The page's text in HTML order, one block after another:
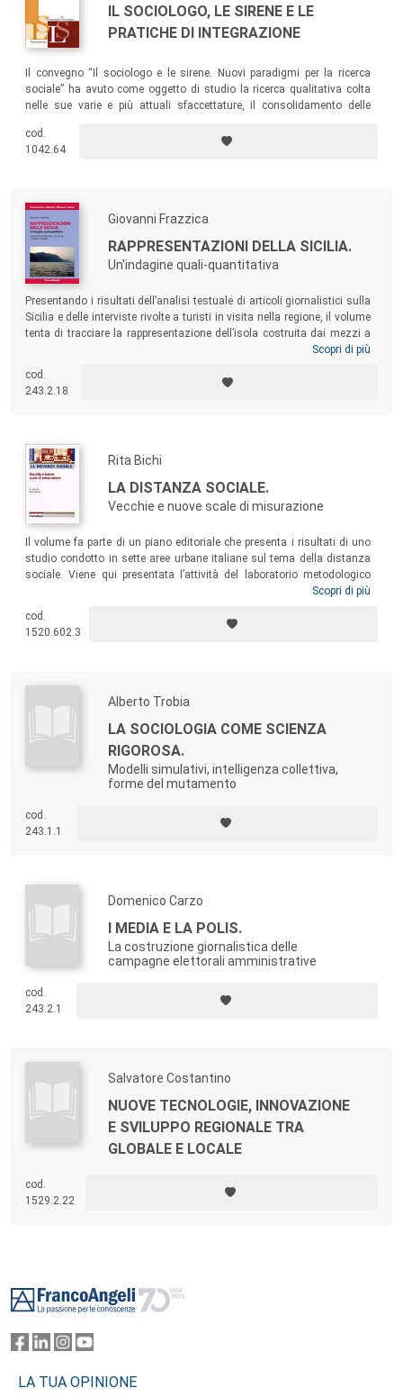
IL SOCIOLOGO, LE SIRENE E LE
PRATICHE DI INTEGRAZIONE
Il convegno “Il sociologo e le sirene. Nuovi paradigmi per la ricerca
sociale” ha avuto come oggetto di studio la ricerca qualitativa colta
nelle sue varie e più attuali sfaccettature, il consolidamento delle
“quali” e “quanti”, resa necessaria dall’intensificarsi delle tendenze di
mutamento sociale. Il testo riporta gli interventi delle varie sessioni.
cod.
1042.64
Giovanni Frazzica
RAPPRESENTAZIONI DELLA SICILIA.
Un'indagine quali-quantitativa
Presentando i risultati dell’analisi testuale di articoli giornalistici sulla
Sicilia e delle interviste rivolte a turisti in visita nella regione, il volume
tenta di tracciare la rappresentazione dell’isola costruita dai mezzi a
stampa e da coloro che vi si recano per scopi turistici. Dall’analisi si
necessità di diffondere buone pratiche. Una ricerca utile per quanti si
occupano di sviluppo turistico, ma anche per i decisori pubblici.
Scopri di più
cod.
243.2.18
Rita Bichi
LA DISTANZA SOCIALE.
Vecchie e nuove scale di misurazione
Il volume fa parte di un piano editoriale che presenta i risultati di uno
studio condotto in sette aree urbane italiane sul tema della distanza
sociale. Viene qui presentata l’attività del laboratorio metodologico
che, partendo dall’analisi della letteratura e dall’impianto concettuale
e all’implementazione degli strumenti utili alla rilevazione delle tre
dimensioni della
Scopri di più
cod.
1520.602.3
Alberto Trobia
LA SOCIOLOGIA COME SCIENZA
RIGOROSA.
Modelli simulativi, intelligenza collettiva,
forme del mutamento
cod.
243.1.1
Domenico Carzo
I MEDIA E LA POLIS.
La costruzione giornalistica delle
campagne elettorali amministrative
cod.
243.2.1
Salvatore Costantino
NUOVE TECNOLOGIE, INNOVAZIONE
E SVILUPPO REGIONALE TRA
GLOBALE E LOCALE
cod.
1529.2.22
LA TUA OPINIONE